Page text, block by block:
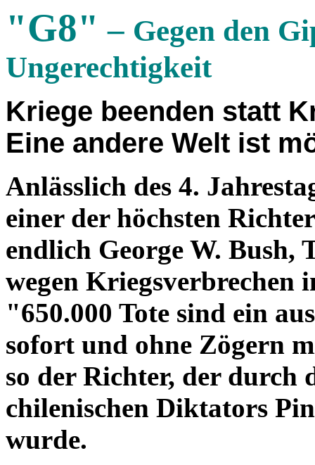
"G8" – Gegen den
Ungerechtigkeit
Kriege beenden statt
Eine andere Welt ist
Anlässlich des 4.
einer der höchsten
endlich George W.
wegen Kriegsverbrechen
"650.000 Tote sind ein
sofort und ohne Zögern
so der Richter, der durch
chilenischen Diktators
wurde.